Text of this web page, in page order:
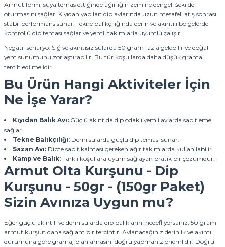
Armut form, suya temas ettiğinde ağırlığın zemine dengeli şekilde
oturmasını sağlar. Kıyıdan yapılan dip avlarında uzun mesafeli atış sonrası
stabil performans sunar. Tekne balıkçılığında derin ve akıntılı bölgelerde
kontrollü dip teması sağlar ve yemli takımlarla uyumlu çalışır.
Negatif senaryo: Sığ ve akıntısız sularda 50 gram fazla gelebilir ve doğal
yem sunumunu zorlaştırabilir. Bu tür koşullarda daha düşük gramaj
tercih edilmelidir.
Bu Ürün Hangi Aktiviteler İçin
Ne İşe Yarar?
Kıyıdan Balık Avı:Güçlü akıntıda dip odaklı yemli avlarda sabitleme
sağlar.
Tekne Balıkçılığı:Derin sularda güçlü dip teması sunar.
Sazan Avı:Dipte sabit kalması gereken ağır takımlarda kullanılabilir.
Kamp ve Balık:Farklı koşullara uyum sağlayan pratik bir çözümdür.
Armut Olta Kurşunu - Dip
Kurşunu - 50gr - (150gr Paket)
Sizin Avınıza Uygun mu?
Eğer güçlü akıntılı ve derin sularda dip balıklarını hedefliyorsanız, 50 gram
armut kurşun daha sağlam bir tercihtir. Avlanacağınız derinlik ve akıntı
durumuna göre gramaj planlamasını doğru yapmanız önemlidir. Doğru